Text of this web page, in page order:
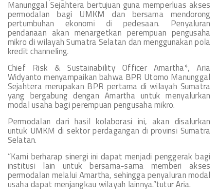
Manunggal Sejahtera bertujuan guna memperluas akses
permodalan bagi UMKM dan bersama mendorong
pertumbuhan ekonomi di pedesaan. Penyaluran
pendanaan akan menargetkan perempuan pengusaha
mikro di wilayah Sumatra Selatan dan menggunakan pola
kredit channeling.
Chief Risk & Sustainability Officer Amartha*, Aria
Widyanto menyampaikan bahwa BPR Utomo Manunggal
Sejahtera merupakan BPR pertama di wilayah Sumatra
yang bergabung dengan Amartha untuk menyalurkan
modal usaha bagi perempuan pengusaha mikro.
Permodalan dari hasil kolaborasi ini, akan disalurkan
untuk UMKM di sektor perdagangan di provinsi Sumatra
Selatan.
“Kami berharap sinergi ini dapat menjadi penggerak bagi
institusi lain untuk bersama-sama memberi akses
permodalan melalui Amartha, sehingga penyaluran modal
usaha dapat menjangkau wilayah lainnya.”tutur Aria.